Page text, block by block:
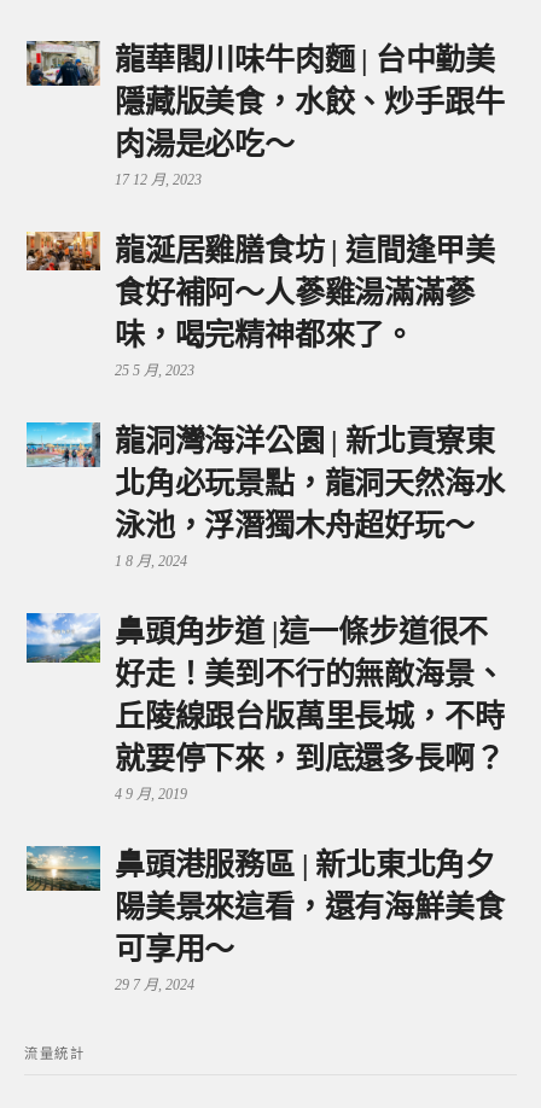
龍華閣川味牛肉麵 | 台中勤美
隱藏版美食，水餃、炒手跟牛
肉湯是必吃～
17 12 月, 2023
龍涎居雞膳食坊 | 這間逢甲美
食好補阿～人蔘雞湯滿滿蔘
味，喝完精神都來了。
25 5 月, 2023
龍洞灣海洋公園 | 新北貢寮東
北角必玩景點，龍洞天然海水
泳池，浮潛獨木舟超好玩～
1 8 月, 2024
鼻頭角步道 |這一條步道很不
好走！美到不行的無敵海景、
丘陵線跟台版萬里長城，不時
就要停下來，到底還多長啊？
4 9 月, 2019
鼻頭港服務區 | 新北東北角夕
陽美景來這看，還有海鮮美食
可享用～
29 7 月, 2024
流量統計